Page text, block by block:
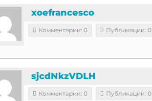
xoefrancesco
Комментарии: 0 Публикации: 0
sjcdNkzVDLH
Комментарии: 0 Публикации: 0